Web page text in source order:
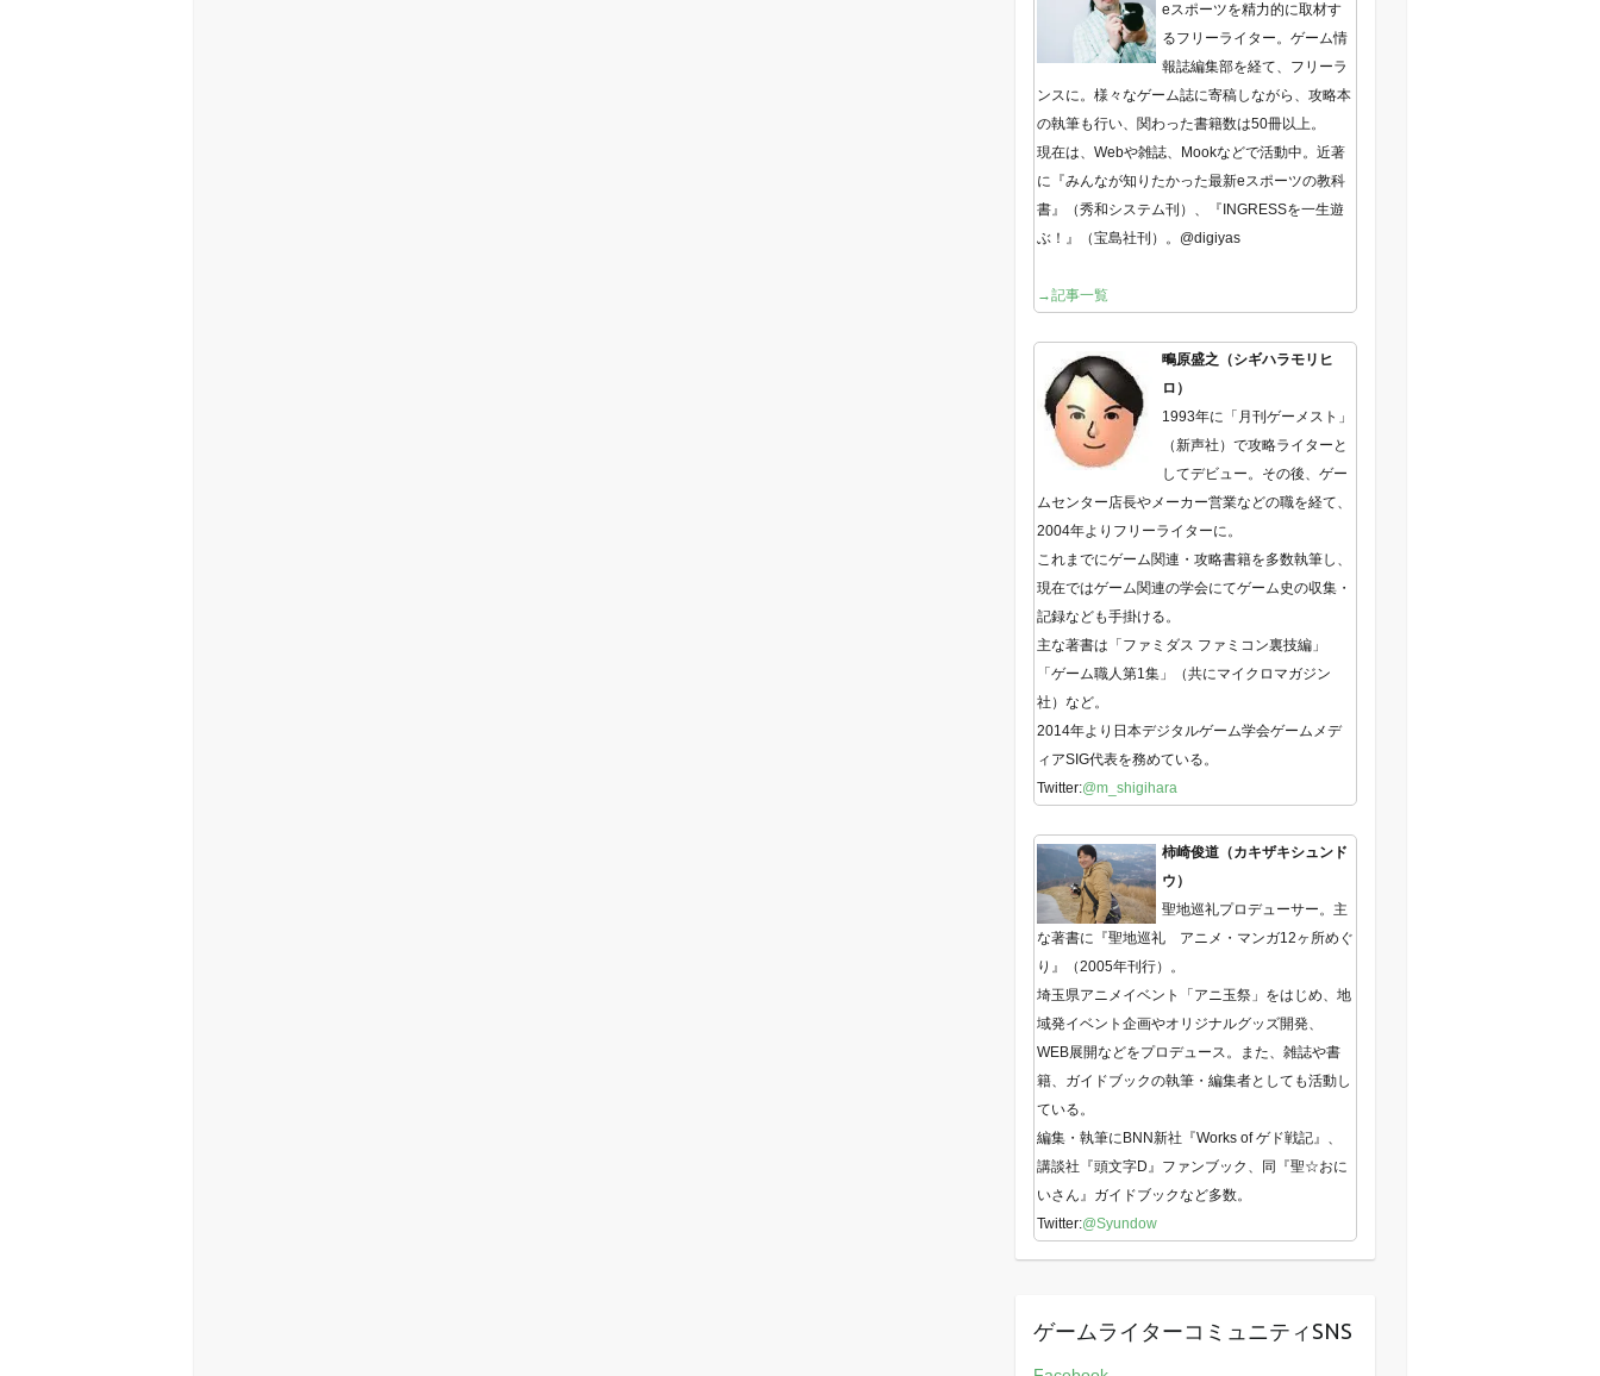
eスポーツを精力的に取材す
るフリーライター。ゲーム情
報誌編集部を経て、フリーラ
ンスに。様々なゲーム誌に寄稿しながら、攻略本
の執筆も行い、関わった書籍数は50冊以上。
現在は、Webや雑誌、Mookなどで活動中。近著
に『みんなが知りたかった最新eスポーツの教科
書』（秀和システム刊）、『INGRESSを一生遊
ぶ！』（宝島社刊）。@digiyas
→記事一覧
鴫原盛之（シギハラモリヒ
ロ）
1993年に「月刊ゲーメスト」
（新声社）で攻略ライターと
してデビュー。その後、ゲー
ムセンター店長やメーカー営業などの職を経て、
2004年よりフリーライターに。
これまでにゲーム関連・攻略書籍を多数執筆し、
現在ではゲーム関連の学会にてゲーム史の収集・
記録なども手掛ける。
主な著書は「ファミダス ファミコン裏技編」
「ゲーム職人第1集」（共にマイクロマガジン
社）など。
2014年より日本デジタルゲーム学会ゲームメデ
ィアSIG代表を務めている。
Twitter:@m_shigihara
柿崎俊道（カキザキシュンド
ウ）
聖地巡礼プロデューサー。主
な著書に『聖地巡礼 アニメ・マンガ12ヶ所めぐ
り』（2005年刊行）。
埼玉県アニメイベント「アニ玉祭」をはじめ、地
域発イベント企画やオリジナルグッズ開発、
WEB展開などをプロデュース。また、雑誌や書
籍、ガイドブックの執筆・編集者としても活動し
ている。
編集・執筆にBNN新社『Works of ゲド戦記』、
講談社『頭文字D』ファンブック、同『聖☆おに
いさん』ガイドブックなど多数。
Twitter:@Syundow
ゲームライターコミュニティSNS